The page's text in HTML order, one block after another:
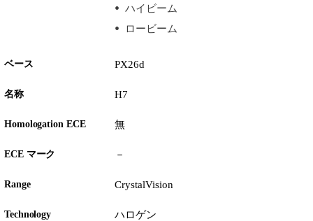
ハイビーム
ロービーム
ベース PX26d
名称 H7
Homologation ECE 無
ECE マーク －
Range CrystalVision
Technology ハロゲン